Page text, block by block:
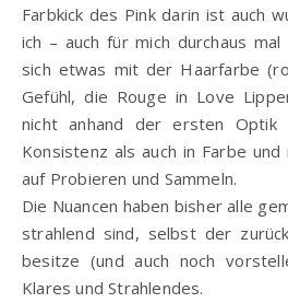
Farbkick des Pink darin ist auch
ich – auch für mich durchaus
sich etwas mit der Haarfarbe
Gefühl, die Rouge in Love
nicht anhand der ersten Optik
Konsistenz als auch in Farbe
auf Probieren und Sammeln.
Die Nuancen haben bisher alle
strahlend sind, selbst der
besitze (und auch noch
Klares und Strahlendes.